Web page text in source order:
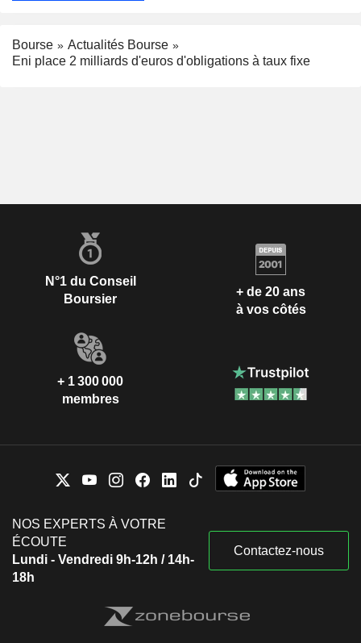
Bourse
Actualités Bourse
Eni place 2 milliards d'euros d'obligations à taux fixe
N°1 du Conseil
Boursier
+ de 20 ans
à vos côtés
+ 1 300 000
membres
NOS EXPERTS À VOTRE
ÉCOUTE
Lundi - Vendredi 9h-12h / 14h-
18h
Contactez-nous